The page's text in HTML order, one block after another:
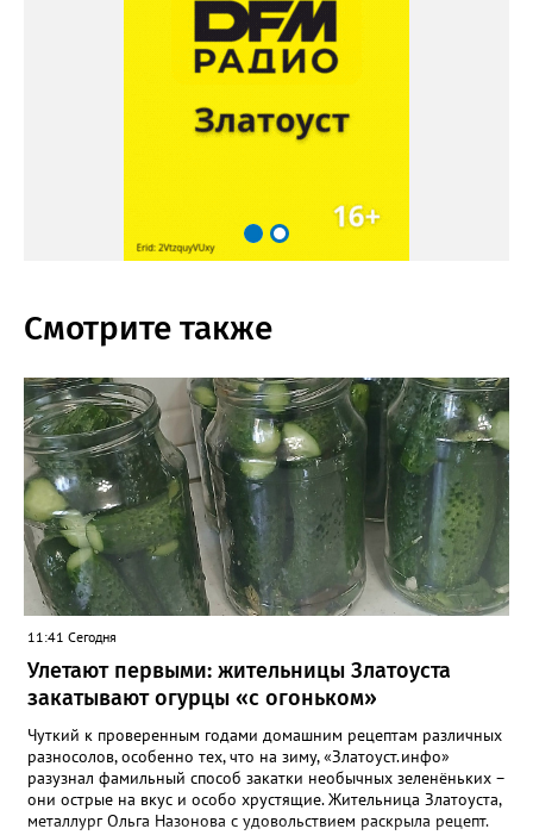
Смотрите также
11:41 Сегодня
Улетают первыми: жительницы Златоуста
закатывают огурцы «с огоньком»
Чуткий к проверенным годами домашним рецептам различных
разносолов, особенно тех, что на зиму, «Златоуст.инфо»
разузнал фамильный способ закатки необычных зеленёньких –
они острые на вкус и особо хрустящие. Жительница Златоуста,
металлург Ольга Назонова с удовольствием раскрыла рецепт.